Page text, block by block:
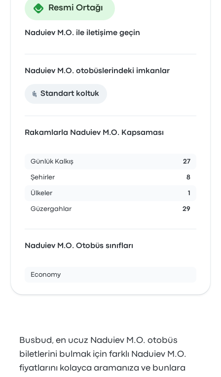
Resmi Ortağı
Naduiev M.O. ile iletişime geçin
Naduiev M.O. otobüslerindeki imkanlar
Standart koltuk
Rakamlarla Naduiev M.O. Kapsaması
Günlük Kalkış 27
Şehirler 8
Ülkeler 1
Güzergahlar 29
Naduiev M.O. Otobüs sınıfları
Economy
Busbud, en ucuz Naduiev M.O. otobüs
biletlerini bulmak için farklı Naduiev M.O.
fiyatlarını kolayca aramanıza ve bunlara